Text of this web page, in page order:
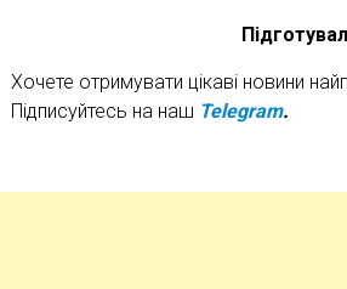
Хочете отримувати цікаві новини
Підписуйтесь на наш Telegram.